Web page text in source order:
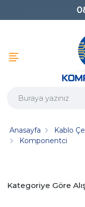
Anasayfa Kablo
Komponentci
Kategoriye Göre